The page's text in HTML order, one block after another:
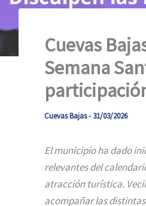
Cuevas
Semana
Cuevas Bajas- 31/03/2026
El municipio ha dado
relevantes del
atracción turística.
acompañar las